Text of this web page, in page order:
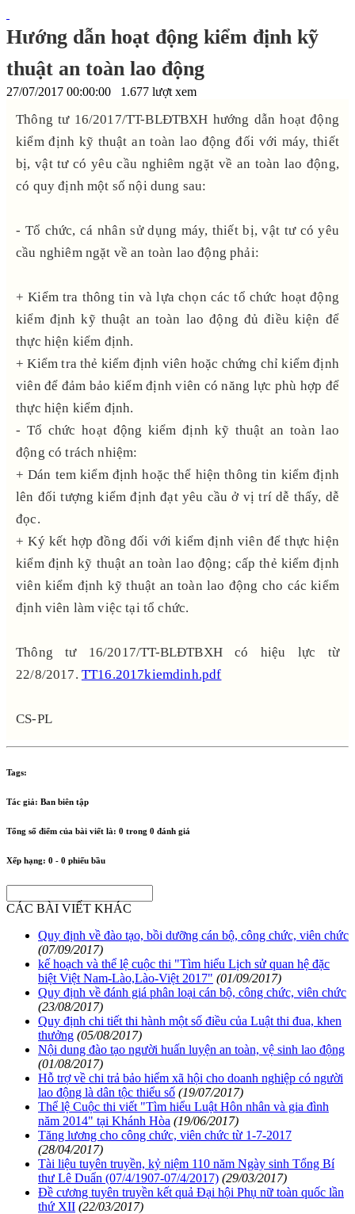
Hướng dẫn hoạt động kiểm định kỹ
thuật an toàn lao động
27/07/2017 00:00:00 1.677 lượt xem
Thông tư 16/2017/TT-BLĐTBXH hướng dẫn hoạt động
kiểm định kỹ thuật an toàn lao động đối với máy, thiết
bị, vật tư có yêu cầu nghiêm ngặt về an toàn lao động,
có quy định một số nội dung sau:
- Tổ chức, cá nhân sử dụng máy, thiết bị, vật tư có yêu
cầu nghiêm ngặt về an toàn lao động phải:
+ Kiểm tra thông tin và lựa chọn các tổ chức hoạt động
kiểm định kỹ thuật an toàn lao động đủ điều kiện để
thực hiện kiểm định.
+ Kiểm tra thẻ kiểm định viên hoặc chứng chỉ kiểm định
viên để đảm bảo kiểm định viên có năng lực phù hợp để
thực hiện kiểm định.
- Tổ chức hoạt động kiểm định kỹ thuật an toàn lao
động có trách nhiệm:
+ Dán tem kiểm định hoặc thể hiện thông tin kiểm định
lên đối tượng kiểm định đạt yêu cầu ở vị trí dễ thấy, dễ
đọc.
+ Ký kết hợp đồng đối với kiểm định viên để thực hiện
kiểm định kỹ thuật an toàn lao động; cấp thẻ kiểm định
viên kiểm định kỹ thuật an toàn lao động cho các kiểm
định viên làm việc tại tổ chức.
Thông tư 16/2017/TT-BLĐTBXH có hiệu lực từ
22/8/2017. TT16.2017kiemdinh.pdf
CS-PL
Tags:
Tác giả: Ban biên tập
Tổng số điểm của bài viết là: 0 trong 0 đánh giá
Xếp hạng: 0 - 0 phiếu bầu
CÁC BÀI VIẾT KHÁC
Quy định về đào tạo, bồi dưỡng cán bộ, công chức, viên chức
(07/09/2017)
kế hoạch và thể lệ cuộc thi "Tìm hiểu Lịch sử quan hệ đặc
biệt Việt Nam-Lào,Lào-Việt 2017" (01/09/2017)
Quy định về đánh giá phân loại cán bộ, công chức, viên chức
(23/08/2017)
Quy định chi tiết thi hành một số điều của Luật thi đua, khen
thưởng (05/08/2017)
Nội dung đào tạo người huấn luyện an toàn, vệ sinh lao động
(01/08/2017)
Hỗ trợ về chi trả bảo hiểm xã hội cho doanh nghiệp có người
lao động là dân tộc thiểu số (19/07/2017)
Thể lệ Cuộc thi viết "Tìm hiểu Luật Hôn nhân và gia đình
năm 2014" tại Khánh Hòa (19/06/2017)
Tăng lương cho công chức, viên chức từ 1-7-2017
(28/04/2017)
Tài liệu tuyên truyền, kỷ niệm 110 năm Ngày sinh Tổng Bí
thư Lê Duẩn (07/4/1907-07/4/2017) (29/03/2017)
Đề cương tuyên truyền kết quả Đại hội Phụ nữ toàn quốc lần
thứ XII (22/03/2017)